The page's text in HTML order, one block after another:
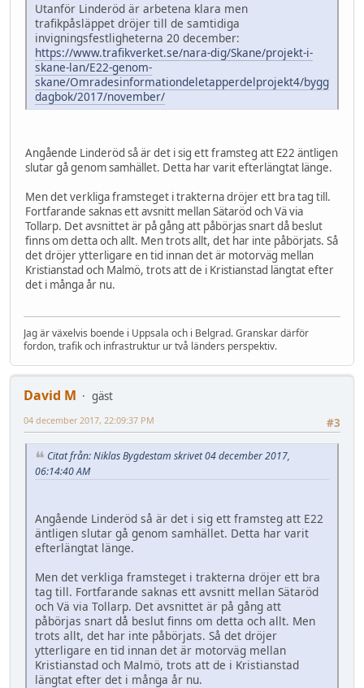
Utanför Linderöd är arbetena klara men
trafikpåsläppet dröjer till de samtidiga
invigningsfestligheterna 20 december:
https://www.trafikverket.se/nara-dig/Skane/projekt-i-
skane-lan/E22-genom-
skane/Omradesinformationdeletapperdelprojekt4/bygg
dagbok/2017/november/
Angående Linderöd så är det i sig ett framsteg att E22 äntligen
slutar gå genom samhället. Detta har varit efterlängtat länge.
Men det verkliga framsteget i trakterna dröjer ett bra tag till.
Fortfarande saknas ett avsnitt mellan Sätaröd och Vä via
Tollarp. Det avsnittet är på gång att påbörjas snart då beslut
finns om detta och allt. Men trots allt, det har inte påbörjats. Så
det dröjer ytterligare en tid innan det är motorväg mellan
Kristianstad och Malmö, trots att de i Kristianstad längtat efter
det i många år nu.
Jag är växelvis boende i Uppsala och i Belgrad. Granskar därför
fordon, trafik och infrastruktur ur två länders perspektiv.
David M
gäst
#3
04 december 2017, 22:09:37 PM
Citat från: Niklas Bygdestam skrivet 04 december 2017,
06:14:40 AM
Angående Linderöd så är det i sig ett framsteg att E22
äntligen slutar gå genom samhället. Detta har varit
efterlängtat länge.
Men det verkliga framsteget i trakterna dröjer ett bra
tag till. Fortfarande saknas ett avsnitt mellan Sätaröd
och Vä via Tollarp. Det avsnittet är på gång att
påbörjas snart då beslut finns om detta och allt. Men
trots allt, det har inte påbörjats. Så det dröjer
ytterligare en tid innan det är motorväg mellan
Kristianstad och Malmö, trots att de i Kristianstad
längtat efter det i många år nu.